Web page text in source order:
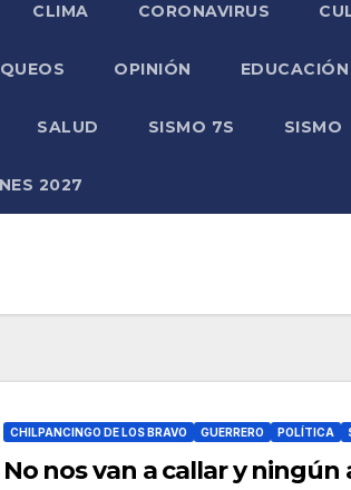
CLIMA CORONAVIRUS
OPINIÓN EDUCACIÓN
SALUD SISMO 7S SISMO
2027
CHILPANCINGO DE LOS BRAVO GUERRERO POLÍTICA
No nos van a callar y ningún